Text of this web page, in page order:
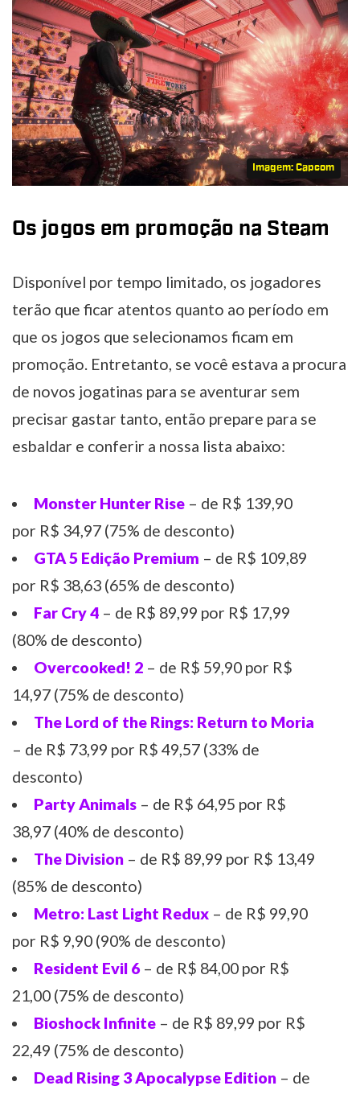
Imagem: Capcom
Os jogos em promoção na Steam
Disponível por tempo limitado, os jogadores
terão que ficar atentos quanto ao período em
que os jogos que selecionamos ficam em
promoção. Entretanto, se você estava a procura
de novos jogatinas para se aventurar sem
precisar gastar tanto, então prepare para se
esbaldar e conferir a nossa lista abaixo:
Monster Hunter Rise– de R$ 139,90
por R$ 34,97 (75% de desconto)
GTA 5 Edição Premium – de R$ 109,89
por R$ 38,63 (65% de desconto)
Far Cry 4– de R$ 89,99 por R$ 17,99
(80% de desconto)
Overcooked! 2– de R$ 59,90 por R$
14,97 (75% de desconto)
The Lord of the Rings: Return to Moria
– de R$ 73,99 por R$ 49,57 (33% de
desconto)
Party Animals– de R$ 64,95 por R$
38,97 (40% de desconto)
The Division– de R$ 89,99 por R$ 13,49
(85% de desconto)
Metro: Last Light Redux– de R$ 99,90
por R$ 9,90 (90% de desconto)
Resident Evil 6– de R$ 84,00 por R$
21,00 (75% de desconto)
Bioshock Infinite– de R$ 89,99 por R$
22,49 (75% de desconto)
Dead Rising 3 Apocalypse Edition– de